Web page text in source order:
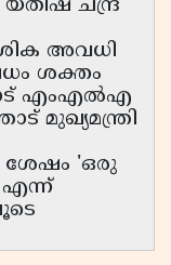
ചന്ദ്ര
അവധി
ശക്തം
എംഎൽഎ
മുഖ്യമന്ത്രി
ശേഷം 'ഒരു
എന്ന്